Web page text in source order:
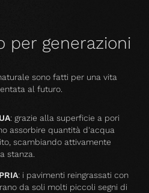
per generazioni
sono fatti per una vita
al futuro.
: grazie alla superficie a pori
assorbire quantità d'acqua
scambiando attivamente
stanza.
: i pavimenti reingrassati con
da soli molti piccoli segni di